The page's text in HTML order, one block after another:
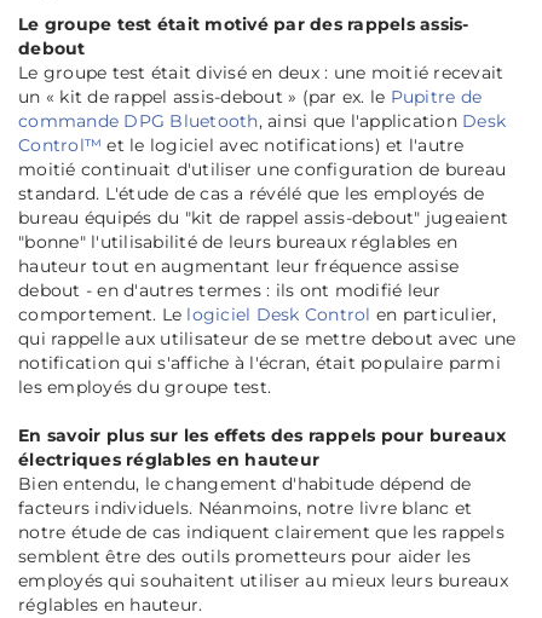
Le groupe test était motivé par des rappels assis-
debout
Le groupe test était divisé en deux : une moitié recevait
un « kit de rappel assis-debout » (par ex. le Pupitre de
commande DPG Bluetooth, ainsi que l'application Desk
Control™ et le logiciel avec notifications) et l'autre
moitié continuait d'utiliser une configuration de bureau
standard. L'étude de cas a révélé que les employés de
bureau équipés du "kit de rappel assis-debout" jugeaient
"bonne" l'utilisabilité de leurs bureaux réglables en
hauteur tout en augmentant leur fréquence assise
debout - en d'autres termes : ils ont modifié leur
comportement. Le logiciel Desk Control en particulier,
qui rappelle aux utilisateur de se mettre debout avec une
notification qui s'affiche à l'écran, était populaire parmi
les employés du groupe test.
En savoir plus sur les effets des rappels pour bureaux
électriques réglables en hauteur
Bien entendu, le changement d'habitude dépend de
facteurs individuels. Néanmoins, notre livre blanc et
notre étude de cas indiquent clairement que les rappels
semblent être des outils prometteurs pour aider les
employés qui souhaitent utiliser au mieux leurs bureaux
réglables en hauteur.